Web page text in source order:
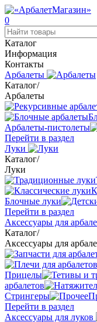
0
Каталог
Информация
Контакты
Арбалеты
Каталог/
Арбалеты
Арбалеты-пистолеты
Перейти в раздел
Луки
Каталог/
Луки
Блочные луки
Перейти в раздел
Аксессуары для
Каталог/
Аксессуары для
Прицелы
арбалетов
Стрингеры
Перейти в раздел
Аксессуары для луков